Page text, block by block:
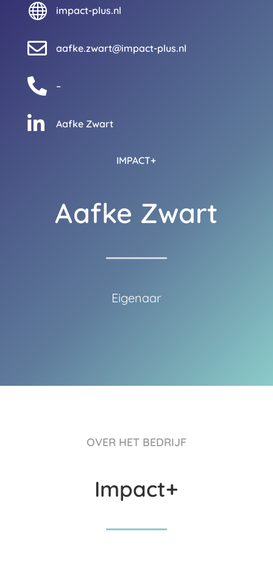
 impact-plus.nl
 aafke.zwart@impact-plus.nl
 –
 Aafke Zwart
IMPACT+
Aafke Zwart
Eigenaar
OVER HET BEDRIJF
Impact+